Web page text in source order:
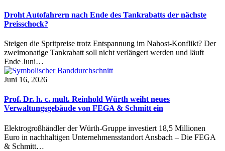
Droht Autofahrern nach Ende des Tankrabatts der nächste
Preisschock?
Steigen die Spritpreise trotz Entspannung im Nahost-Konflikt? Der
zweimonatige Tankrabatt soll nicht verlängert werden und läuft
Ende Juni…
Juni 16, 2026
Prof. Dr. h. c. mult. Reinhold Würth weiht neues
Verwaltungsgebäude von FEGA & Schmitt ein
Elektrogroßhändler der Würth-Gruppe investiert 18,5 Millionen
Euro in nachhaltigen Unternehmensstandort Ansbach – Die FEGA
& Schmitt…